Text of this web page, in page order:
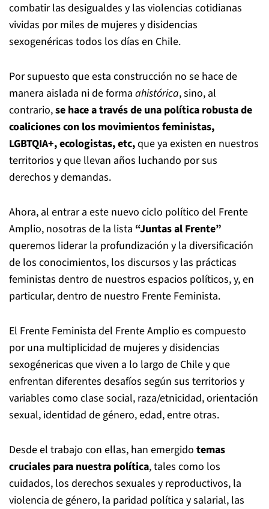
combatir las desigualdes y las violencias cotidianas
vividas por miles de mujeres y disidencias
sexogenéricas todos los días en Chile.
Por supuesto que esta construcción no se hace de
manera aislada ni de forma ahistórica, sino, al
contrario,se hace a través de una política robusta de
coaliciones con los movimientos feministas,
LGBTQIA+, ecologistas, etc,que ya existen en nuestros
territorios y que llevan años luchando por sus
derechos y demandas.
Ahora, al entrar a este nuevo ciclo político del Frente
Amplio, nosotras de la lista “Juntas al Frente”
queremos liderar la profundización y la diversificación
de los conocimientos, los discursos y las prácticas
feministas dentro de nuestros espacios políticos, y, en
particular, dentro de nuestro Frente Feminista.
El Frente Feminista del Frente Amplio es compuesto
por una multiplicidad de mujeres y disidencias
sexogénericas que viven a lo largo de Chile y que
enfrentan diferentes desafíos según sus territorios y
variables como clase social, raza/etnicidad, orientación
sexual, identidad de género, edad, entre otras.
Desde el trabajo con ellas, han emergido temas
cruciales para nuestra política, tales como los
cuidados, los derechos sexuales y reproductivos, la
violencia de género, la paridad política y salarial, las